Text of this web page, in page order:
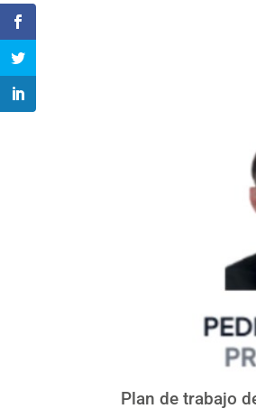
Plan de trabajo